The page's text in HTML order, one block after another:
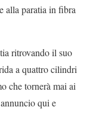
alla paratia in fibra
ritrovando il suo
a quattro cilindri
che tornerà mai ai
qui e